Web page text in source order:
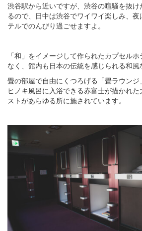
渋谷駅から近いですが、渋谷の喧騒を抜
るので、日中は渋谷でワイワイ楽しみ、
テルでのんびり過ごせますよ。
「和」をイメージして作られたカプセル
なく、館内も日本の伝統を感じられる和風
畳の部屋で自由にくつろげる「畳ラウン
ヒノキ風呂に入浴できる赤富士が描かれ
ストがあらゆる所に施されています。